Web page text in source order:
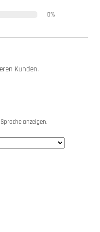
0%
Kunden.
anzeigen.